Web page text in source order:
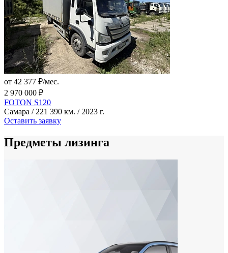
от 42 377 ₽/мес.
2 970 000 ₽
FOTON S120
Самара / 221 390 км. / 2023 г.
Оставить заявку
Предметы лизинга